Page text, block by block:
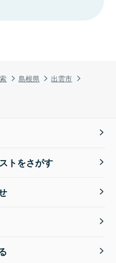
島根県
出雲市
トをさがす